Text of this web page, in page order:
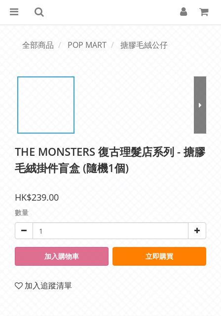
全部商品 POP MART 搪膠毛絨公仔
THE MONSTERS 復古理髮店系列 - 搪膠
毛絨掛件盲盒 (隨機1個)
HK$239.00
數量
加入購物車 立即購買
加入追蹤清單